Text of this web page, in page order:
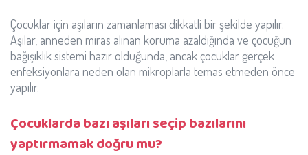
Çocuklar için aşıların zamanlaması dikkatli bir şekilde yapılır.
Aşılar, anneden miras alınan koruma azaldığında ve çocuğun
bağışıklık sistemi hazır olduğunda, ancak çocuklar gerçek
enfeksiyonlara neden olan mikroplarla temas etmeden önce
yapılır.
Çocuklarda bazı aşıları seçip bazılarını
yaptırmamak doğru mu?